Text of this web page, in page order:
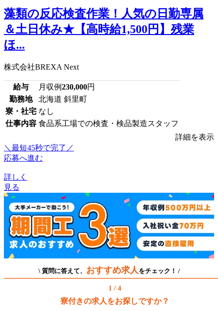
藻類の反応検査作業！人気の日勤専属
＆土日休み★【高時給1,500円】残業
ほ...
株式会社BREXA Next
給与 月収例230,000円
勤務地
北海道 斜里町
寮・社宅 なし
仕事内容 食品系工場での検査・検品製造スタッフ
詳細を表示
＼最短45秒で完了／
応募へ進む
詳しく
見る
\ 質問に答えて、 おすすめ求人 をチェック！ /
1 / 4
寮付きの求人をお探しですか？